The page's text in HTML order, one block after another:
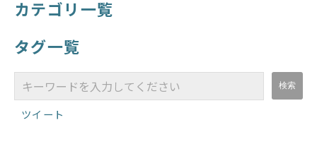
カテゴリ一覧
タグ一覧
ツイート